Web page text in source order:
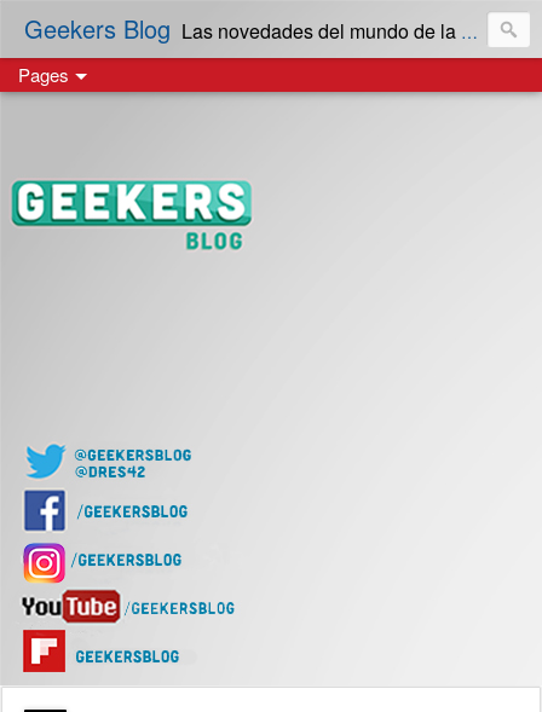
Geekers Blog Las novedades del mundo de la Tecnología y cultura Geek! en Español | Creado en El Salvador
Pages